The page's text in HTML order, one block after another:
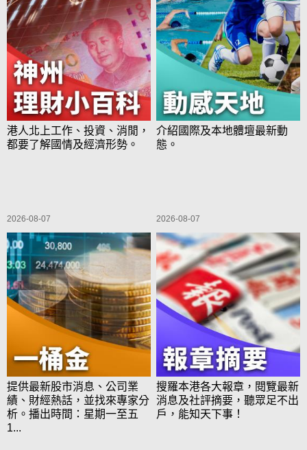
港人北上工作、投資、消閒，
都要了解國情及經濟形勢。
2026-08-07
介紹國際及本地體壇最新動
態。
2026-08-07
提供最新股市消息、公司業
績、財經熱話，並找來專家分
析。播出時間：星期一至五
1...
搜羅本港各大報章，閱覽最新
消息及社評摘要，聽眾足不出
戶，能知天下事！